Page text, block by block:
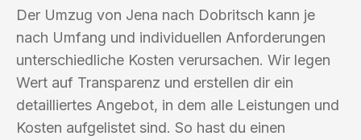
Der Umzug von Jena nach Dobritsch kann je
nach Umfang und individuellen Anforderungen
unterschiedliche Kosten verursachen. Wir legen
Wert auf Transparenz und erstellen dir ein
detailliertes Angebot, in dem alle Leistungen und
Kosten aufgelistet sind. So hast du einen